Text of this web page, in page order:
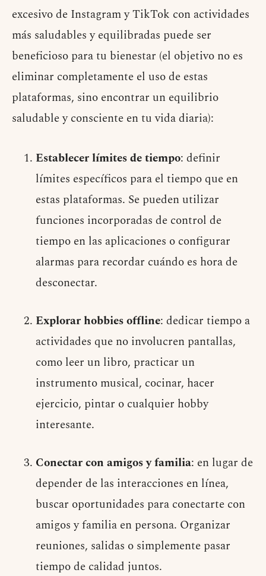
excesivo de Instagram y TikTok con actividades
más saludables y equilibradas puede ser
beneficioso para tu bienestar (el objetivo no es
eliminar completamente el uso de estas
plataformas, sino encontrar un equilibrio
saludable y consciente en tu vida diaria):
Establecer límites de tiempo: definir
límites específicos para el tiempo que en
estas plataformas. Se pueden utilizar
funciones incorporadas de control de
tiempo en las aplicaciones o configurar
alarmas para recordar cuándo es hora de
desconectar.
Explorar hobbies offline: dedicar tiempo a
actividades que no involucren pantallas,
como leer un libro, practicar un
instrumento musical, cocinar, hacer
ejercicio, pintar o cualquier hobby
interesante.
Conectar con amigos y familia: en lugar de
depender de las interacciones en línea,
buscar oportunidades para conectarte con
amigos y familia en persona. Organizar
reuniones, salidas o simplemente pasar
tiempo de calidad juntos.